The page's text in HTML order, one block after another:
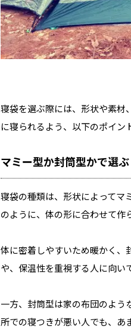
寝袋を選ぶ際には、形状や素材
に寝られるよう、以下のポイン
マミー型か封筒型かで選ぶ
寝袋の種類は、形状によってマ
のように、体の形に合わせて作
体に密着しやすいため暖かく、
や、保温性を重視する人に向い
一方、封筒型は家の布団のよう
所での寝つきが悪い人でも、あ